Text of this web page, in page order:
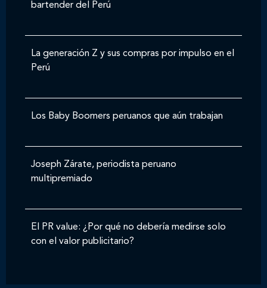
bartender del Perú
La generación Z y sus compras por impulso en el
Perú
Los Baby Boomers peruanos que aún trabajan
Joseph Zárate, periodista peruano
multipremiado
El PR value: ¿Por qué no debería medirse solo
con el valor publicitario?